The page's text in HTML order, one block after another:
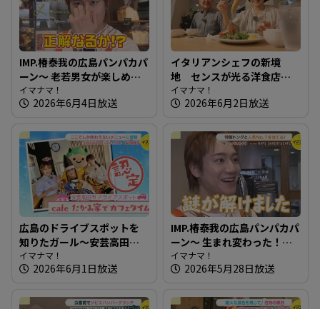
IMP.椿泰我の広島パンパカパ
ーン～ 老若男女が楽しめ
る！地域を照らすパン屋さ
ん
イマナマ！
2026年6月4日放送
イタリアンシェフの新境
地 センスが光る洋食店～
洋食 KOKICHI【たまにはそ
とランチ】
イマナマ！
2026年6月2日放送
広島のドライブスポットを
知りたガール～安芸高田市
編【街ネタ！知りたガー
ル】
イマナマ！
2026年6月1日放送
IMP.椿泰我の広島パンパカパ
ーン～ 生まれ変わった！？
以前もお邪魔したパン屋さ
んへ
イマナマ！
2026年5月28日放送